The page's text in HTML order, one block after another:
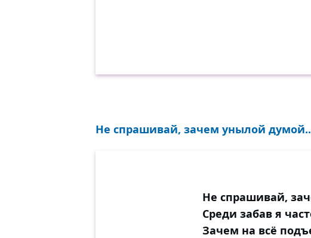
Не спрашивай, зачем унылой
Не спрашивай,
Среди забав я
Зачем на всё